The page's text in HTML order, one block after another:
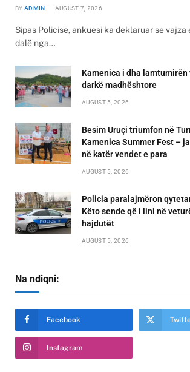
BY ADMIN AUGUST 7, 2026
Sipas Policisë, ankuesi ka deklaruar se vajza
dalë nga…
Kamenica i dha lamtumirën
darkë madhështore
AUGUST 5, 2026
Besim Uruçi triumfon në
Kamenica Summer Fest –
në katër vendet e para
AUGUST 5, 2026
Policia paralajmëron
Këto sende që i lini në
hajdutët
AUGUST 5, 2026
Na ndiqni:
Facebook
Instagram